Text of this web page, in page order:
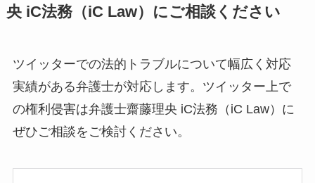
央 iC法務（iC Law）にご相談ください
ツイッターでの法的トラブルについて幅広く対応
実績がある弁護士が対応します。ツイッター上で
の権利侵害は弁護士齋藤理央 iC法務（iC Law）に
ぜひご相談をご検討ください。